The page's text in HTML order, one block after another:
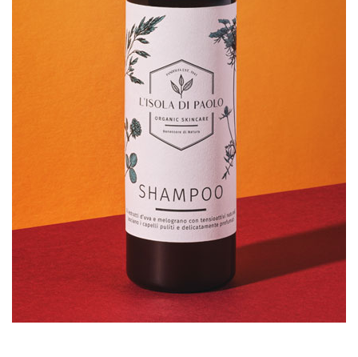
SCHEDA PRODOTTO